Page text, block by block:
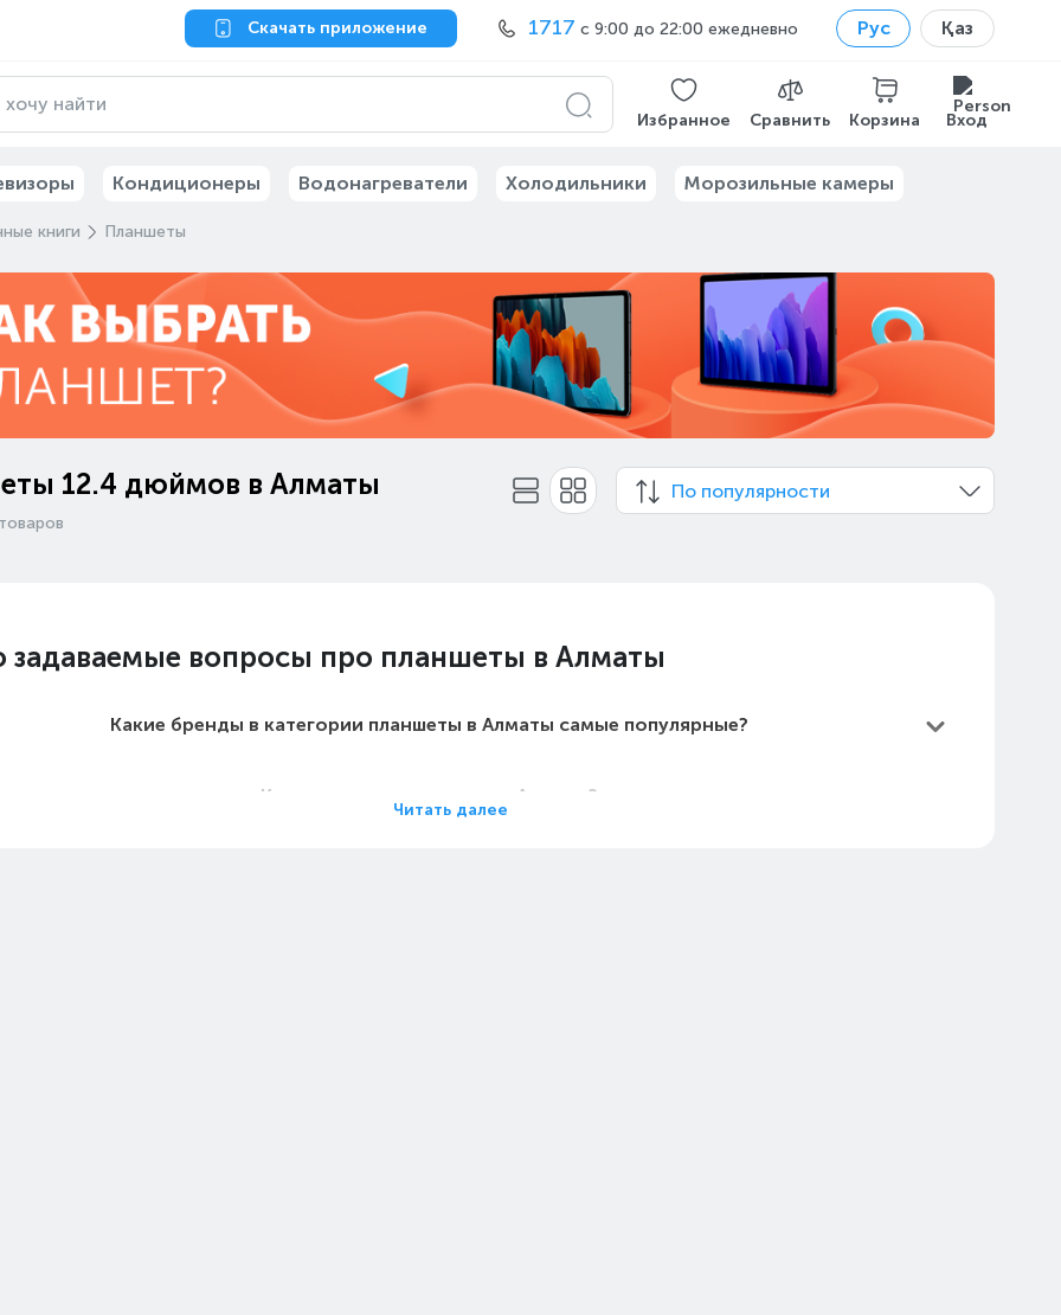
Скачать приложение 1717 с 9:00 до 22:00 ежедневно Рус Қаз
Избранное Сравнить Корзина Вход
Кондиционеры Водонагреватели Холодильники Морозильные камеры
книги Планшеты
12.4 дюймов в Алматы По популярности
задаваемые вопросы про планшеты в Алматы
Какие бренды в категории планшеты в Алматы самые популярные?
Какие цены на планшеты в Алматы?
Читать далее